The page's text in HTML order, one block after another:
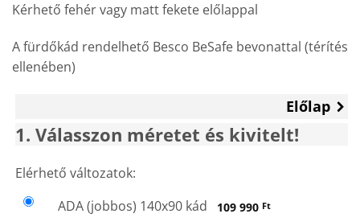
Kérhető fehér vagy matt fekete előlappal
A fürdőkád rendelhető Besco BeSafe bevonattal (térítés
ellenében)
Előlap
1 Válasszon méretet és kivitelt!
VÁLASSZON
MÉRETET
ÉS KIVITELT!
Elérhető változatok:
ADA (jobbos) 140x90 kád
109 990 Ft